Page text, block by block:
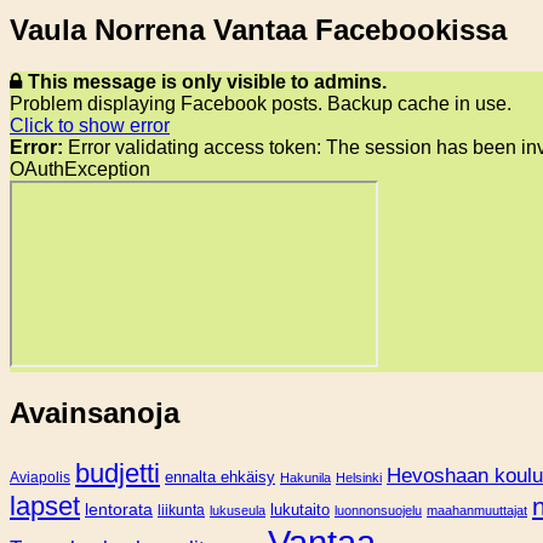
Vaula Norrena Vantaa Facebookissa
This message is only visible to admins.
Problem displaying Facebook posts. Backup cache in use.
Click to show error
Error: Error validating access token: The session has been
OAuthException
Avainsanoja
Aviapolis budjetti ennalta ehkäisy Hakunila Helsinki Hevoshaan koulu
lapset lentorata liikunta lukuseula lukutaito luonnonsuojelu maahanmuuttajat